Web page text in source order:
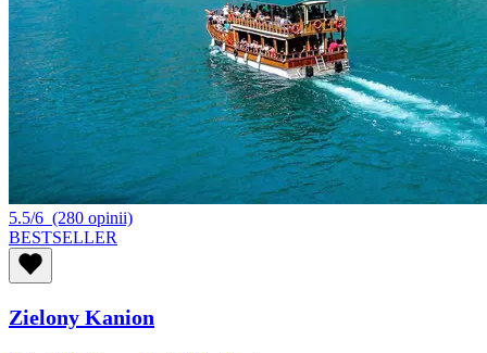
5.5/6 (280 opinii)
BESTSELLER
Zielony Kanion